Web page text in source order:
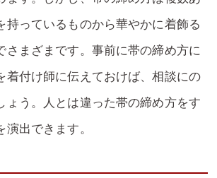
持っているものから華やかに着飾る
さまざまです。事前に帯の締め方に
着付け師に伝えておけば、相談にの
ょう。人とは違った帯の締め方をす
出できます。